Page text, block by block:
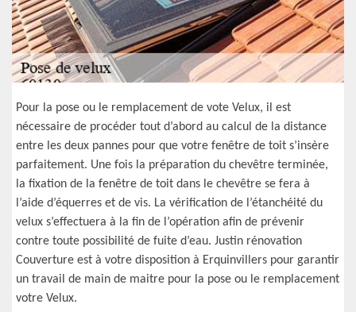
Pour la pose ou le remplacement de vote Velux, il est
nécessaire de procéder tout d’abord au calcul de la distance
entre les deux pannes pour que votre fenêtre de toit s’insère
parfaitement. Une fois la préparation du chevêtre terminée,
la fixation de la fenêtre de toit dans le chevêtre se fera à
l’aide d’équerres et de vis. La vérification de l’étanchéité du
velux s’effectuera à la fin de l’opération afin de prévenir
contre toute possibilité de fuite d’eau. Justin rénovation
Couverture est à votre disposition à Erquinvillers pour garantir
un travail de main de maitre pour la pose ou le remplacement
votre Velux.